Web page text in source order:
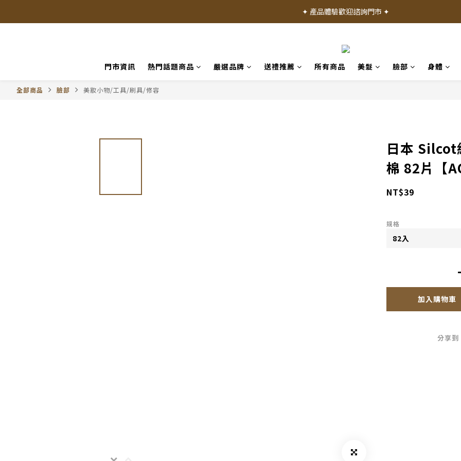
✦ 加入會員就送 50 元購物禮金 ✦
✦ 產品體驗歡迎諮詢門市 ✦
門市資訊 熱門話題商品 嚴選品牌 送禮推薦 所有商品 美髮 臉部 身體
全部商品 臉部 美妝小物/工具/刷具/修容
日本
棉 82片【
NT$39
規格
加入購物車
分享到